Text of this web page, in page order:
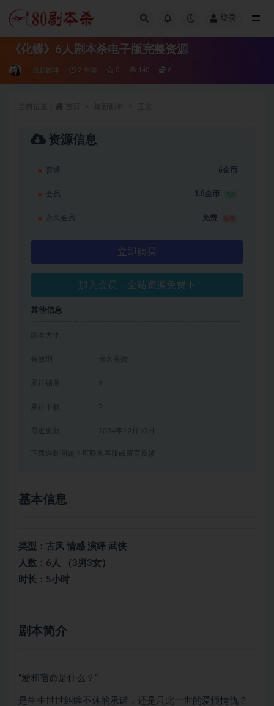
登录
《化蝶》6人剧本杀电子版完整资源
最新剧本 2 年前 0 140 6
资源信息
普通 6金币
会员 1.8金币 3折
永久会员 免费
立即购买
加入会员，全站资源免费下
其他信息
剧本大小
有效期 永久有效
累计销量 1
累计下载 7
2024年12月10日
下载遇到问题？可联系客服或留言反馈
基本信息
类型：古风 情感 演绎 武侠
人数：6人 （3男3女）
时长：5小时
剧本简介
“爱和宿命是什么？”
是生生世世纠缠不休的承诺，还是只此一世的爱恨情仇？